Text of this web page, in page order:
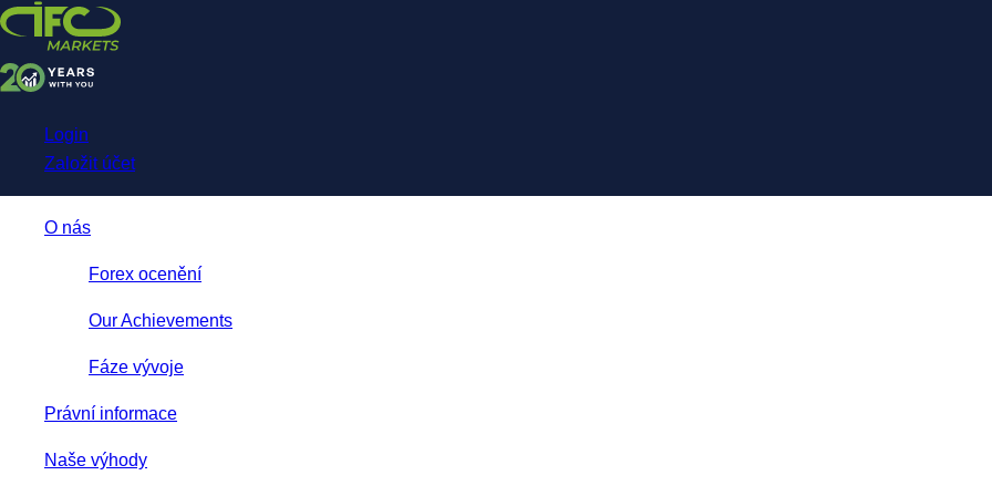
NetTradeX for IFC Markets
Trading App
Login
Založit účet
O nás
Forex ocenění
Our Achievements
Fáze vývoje
Právní informace
Naše výhody